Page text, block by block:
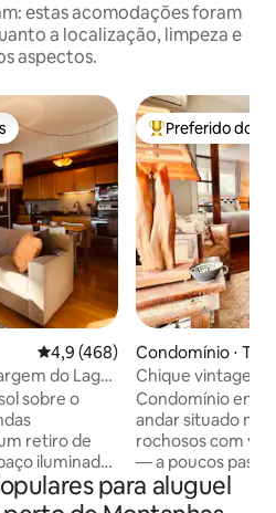
estas acomodações foram
a localização, limpeza e
aspectos.
dos hóspedes
4,9 de uma avaliação média de
4,9 (468)
do Lago
sobre o
retiro de
iluminado
em uma
Passe o dia
Entre os
Preferido dos
Condomínio ⋅
Chique vintage
um riacho
Condomínio
andar situado no
rochosos com
— a poucos
unidade final
2 lados com
para aluguel